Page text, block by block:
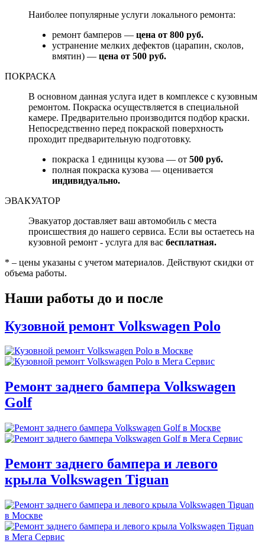
Наиболее популярные услуги локального ремонта:
ремонт бамперов — цена от 800 руб.
устранение мелких дефектов (царапин, сколов,
вмятин) — цена от 500 руб.
ПОКРАСКА
В основном данная услуга идет в комплексе с кузовным
ремонтом. Покраска осуществляется в специальной
камере. Предварительно производится подбор краски.
Непосредственно перед покраской поверхность
проходит предварительную подготовку.
покраска 1 единицы кузова — от 500 руб.
полная покраска кузова — оценивается
индивидуально.
ЭВАКУАТОР
Эвакуатор доставляет ваш автомобиль с места
происшествия до нашего сервиса. Если вы остаетесь на
кузовной ремонт - услуга для вас бесплатная.
* – цены указаны с учетом материалов. Действуют скидки от
объема работы.
Наши работы до и после
Кузовной ремонт Volkswagen Polo
Ремонт заднего бампера Volkswagen
Golf
Ремонт заднего бампера и левого
крыла Volkswagen Tiguan